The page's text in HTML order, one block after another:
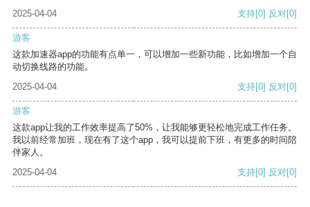
2025-04-04
支持[0] 反对[0]
游客
这款加速器app的功能有点单一，可以增加一些新功能，比如增加一个自
动切换线路的功能。
2025-04-04
支持[0] 反对[0]
游客
这款app让我的工作效率提高了50%，让我能够更轻松地完成工作任务。
我以前经常加班，现在有了这个app，我可以提前下班，有更多的时间陪
伴家人。
2025-04-04
支持[0] 反对[0]